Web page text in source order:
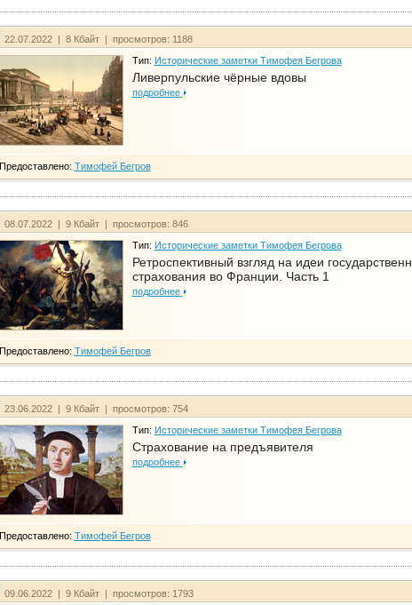
22.07.2022 | 8 Кбайт | просмотров: 1188
Тип: Исторические заметки Тимофея Бегрова
Ливерпульские чёрные вдовы
подробнее
Предоставлено: Тимофей Бегров
08.07.2022 | 9 Кбайт | просмотров: 846
Тип: Исторические заметки Тимофея Бегрова
Ретроспективный взгляд на идеи
страхования во Франции. Часть 1
подробнее
Предоставлено: Тимофей Бегров
23.06.2022 | 9 Кбайт | просмотров: 754
Тип: Исторические заметки Тимофея Бегрова
Страхование на предъявителя
подробнее
Предоставлено: Тимофей Бегров
09.06.2022 | 9 Кбайт | просмотров: 1793